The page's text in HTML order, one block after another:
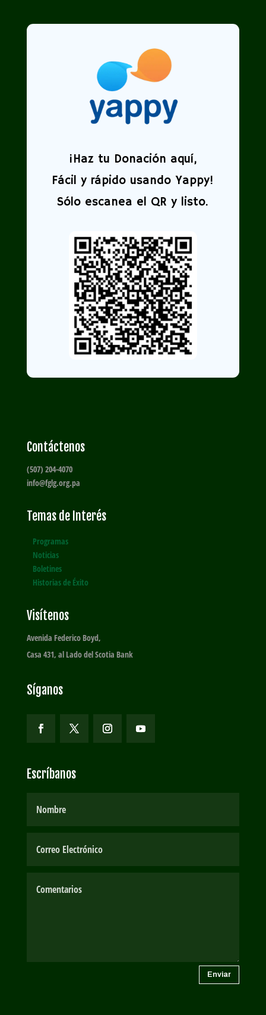
¡Haz tu Donación aquí,
Fácil y rápido usando Yappy!
Sólo escanea el QR y listo.
Contáctenos
(507) 204-4070
info@fglg.org.pa
Temas de Interés
Programas
Noticias
Boletines
Historias de Éxito
Visítenos
Avenida Federico Boyd,
Casa 431, al Lado del Scotia Bank
Síganos
Escríbanos
Enviar